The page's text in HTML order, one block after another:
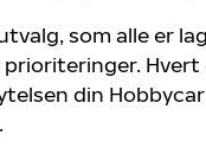
som alle er
din